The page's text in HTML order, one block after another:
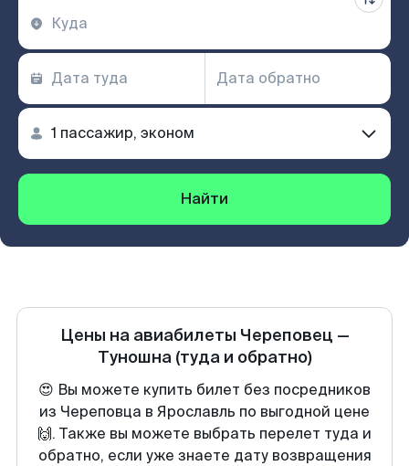
Найти
Цены на авиабилеты Череповец —
Туношна (туда и обратно)
😍 Вы можете купить билет без посредников
из Череповца в Ярославль по выгодной цене
🙌. Также вы можете выбрать перелет туда и
обратно, если уже знаете дату возвращения